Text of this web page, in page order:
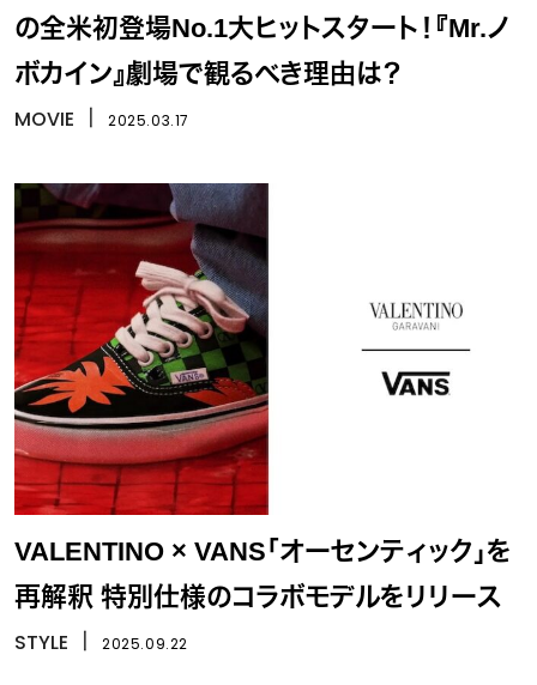
の全米初登場No.1大ヒットスタート！『Mr.ノ
ボカイン』劇場で観るべき理由は？
MOVIE 2025.03.17
VALENTINO × VANS「オーセンティック」を
再解釈 特別仕様のコラボモデルをリリース
STYLE 2025.09.22